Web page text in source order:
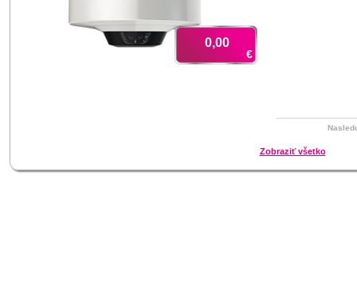
0,00
€
Zobraziť všetko